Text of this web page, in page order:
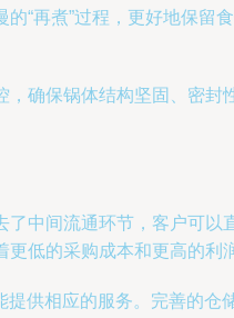
“再煮”过程，更好地保留
确保锅体结构坚固、密封
中间流通环节，客户可以
低的采购成本和更高的利
供相应的服务。完善的仓